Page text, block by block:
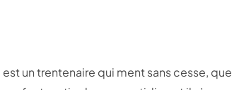
un trentenaire qui ment sans cesse, que